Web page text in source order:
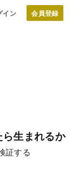
イン
生まれるか
証する